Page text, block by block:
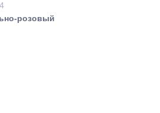
розовый